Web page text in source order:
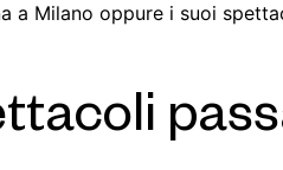
a Milano oppure i suoi